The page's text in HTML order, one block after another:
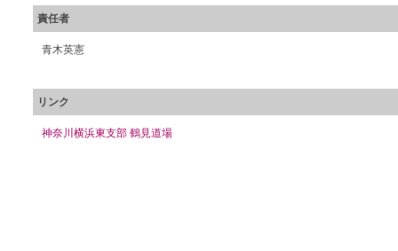
責任者
青木英憲
リンク
神奈川横浜東支部 鶴見道場